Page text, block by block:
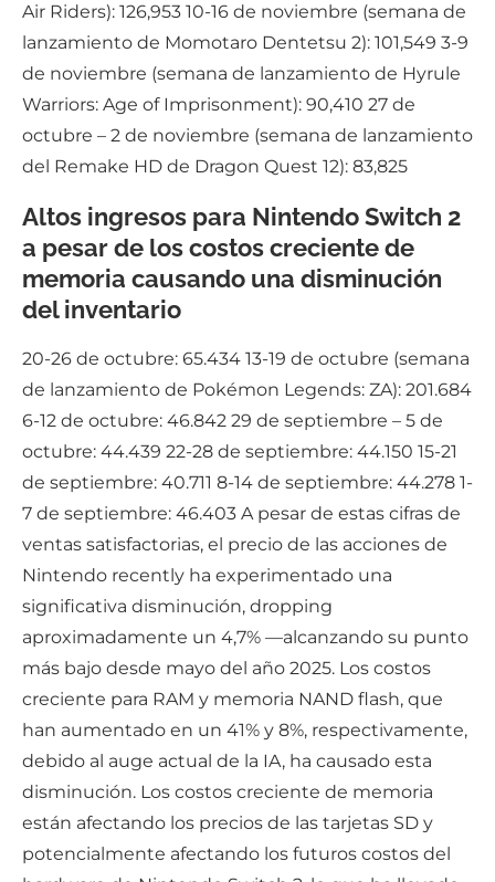
Air Riders): 126,953 10-16 de noviembre (semana de
lanzamiento de Momotaro Dentetsu 2): 101,549 3-9
de noviembre (semana de lanzamiento de Hyrule
Warriors: Age of Imprisonment): 90,410 27 de
octubre – 2 de noviembre (semana de lanzamiento
del Remake HD de Dragon Quest 12): 83,825
Altos ingresos para Nintendo Switch 2
a pesar de los costos creciente de
memoria causando una disminución
del inventario
20-26 de octubre: 65.434 13-19 de octubre (semana
de lanzamiento de Pokémon Legends: ZA): 201.684
6-12 de octubre: 46.842 29 de septiembre – 5 de
octubre: 44.439 22-28 de septiembre: 44.150 15-21
de septiembre: 40.711 8-14 de septiembre: 44.278 1-
7 de septiembre: 46.403 A pesar de estas cifras de
ventas satisfactorias, el precio de las acciones de
Nintendo recently ha experimentado una
significativa disminución, dropping
aproximadamente un 4,7% —alcanzando su punto
más bajo desde mayo del año 2025. Los costos
creciente para RAM y memoria NAND flash, que
han aumentado en un 41% y 8%, respectivamente,
debido al auge actual de la IA, ha causado esta
disminución. Los costos creciente de memoria
están afectando los precios de las tarjetas SD y
potencialmente afectando los futuros costos del